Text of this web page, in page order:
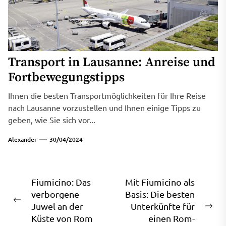
Transport in Lausanne: Anreise und
Fortbewegungstipps
Ihnen die besten Transportmöglichkeiten für Ihre Reise
nach Lausanne vorzustellen und Ihnen einige Tipps zu
geben, wie Sie sich vor...
Alexander 30/04/2024
Beitragsnavigation
Previous
post:
Fiumicino: Das
verborgene
Juwel an der
Küste von Rom
Mit Fiumicino als
Basis: Die besten
Unterkünfte für
einen Rom-